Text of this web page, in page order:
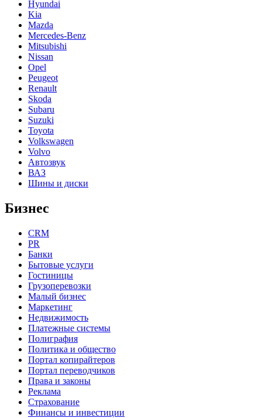
Hyundai
Kia
Mazda
Mercedes-Benz
Mitsubishi
Nissan
Opel
Peugeot
Renault
Skoda
Subaru
Suzuki
Toyota
Volkswagen
Volvo
Автозвук
ВАЗ
Шины и диски
Бизнес
CRM
PR
Банки
Бытовые услуги
Гостиницы
Грузоперевозки
Малый бизнес
Маркетинг
Недвижимость
Платежные системы
Полиграфия
Политика и общество
Портал копирайтеров
Портал переводчиков
Права и законы
Реклама
Страхование
Финансы и инвестиции